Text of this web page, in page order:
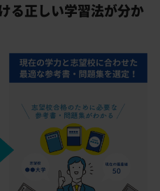
る正しい学習法が分か